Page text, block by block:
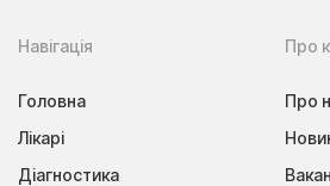
Навігація
Головна
Лікарі
Діагностика
Про
Про